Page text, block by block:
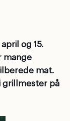
og 15.
mange
mat.
grillmester på